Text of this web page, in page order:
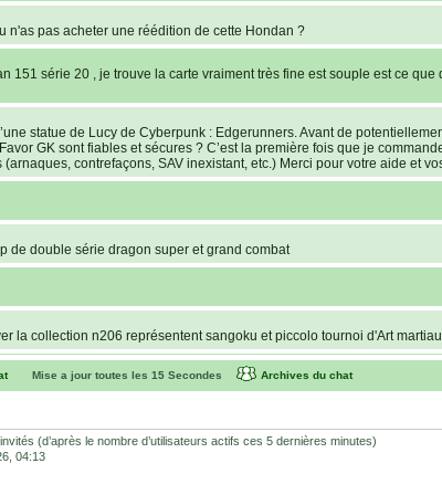
n'as pas acheter une réédition de cette Hondan ?
151 série 20 , je trouve la carte vraiment très fine est souple est ce que
statue de Lucy de Cyberpunk : Edgerunners. Avant de
GK sont fiables et sécures ? C’est la première fois que je
contrefaçons, SAV inexistant, etc.) Merci pour votre aide et
de double série dragon super et grand combat
la collection n206 représentent sangoku et piccolo tournoi d'Art
the cards, but the corners of the cards have the website name on them.
comme une bataille. Si chacun des joueurs sort une carte Power
Si encore égalité, il faudra voir au dos si je ne dis pas de bêtises.
Mise a jour toutes les15 Secondes Archives du chat
(d’après le nombre d’utilisateurs actifs ces 5 dernières minutes)
04:13